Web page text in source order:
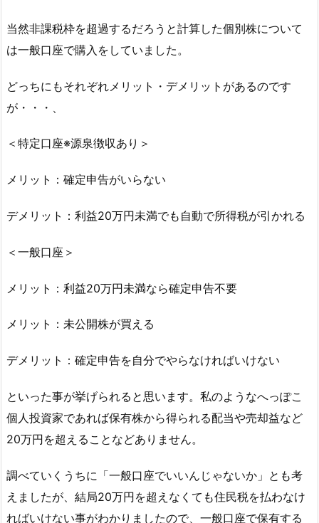
当然非課税枠を超過するだろうと計算した個別株について
は一般口座で購入をしていました。
どっちにもそれぞれメリット・デメリットがあるのです
が・・・、
＜特定口座※源泉徴収あり＞
メリット：確定申告がいらない
デメリット：利益20万円未満でも自動で所得税が引かれる
＜一般口座＞
メリット：利益20万円未満なら確定申告不要
メリット：未公開株が買える
デメリット：確定申告を自分でやらなければいけない
といった事が挙げられると思います。私のようなへっぽこ
個人投資家であれば保有株から得られる配当や売却益など
20万円を超えることなどありません。
調べていくうちに「一般口座でいいんじゃないか」とも考
えましたが、結局20万円を超えなくても住民税を払わなけ
ればいけない事がわかりましたので、一般口座で保有する